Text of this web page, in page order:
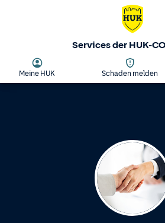
Services der HUK-
Meine HUK Schaden melden